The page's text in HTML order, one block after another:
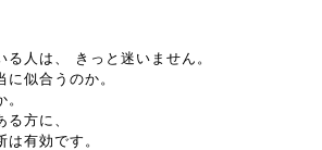
る人は、 きっと迷いません。
似合うのか。
方に、
有効です。